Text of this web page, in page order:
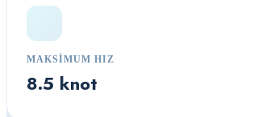
MAKSIMUM HIZ
8.5 knot